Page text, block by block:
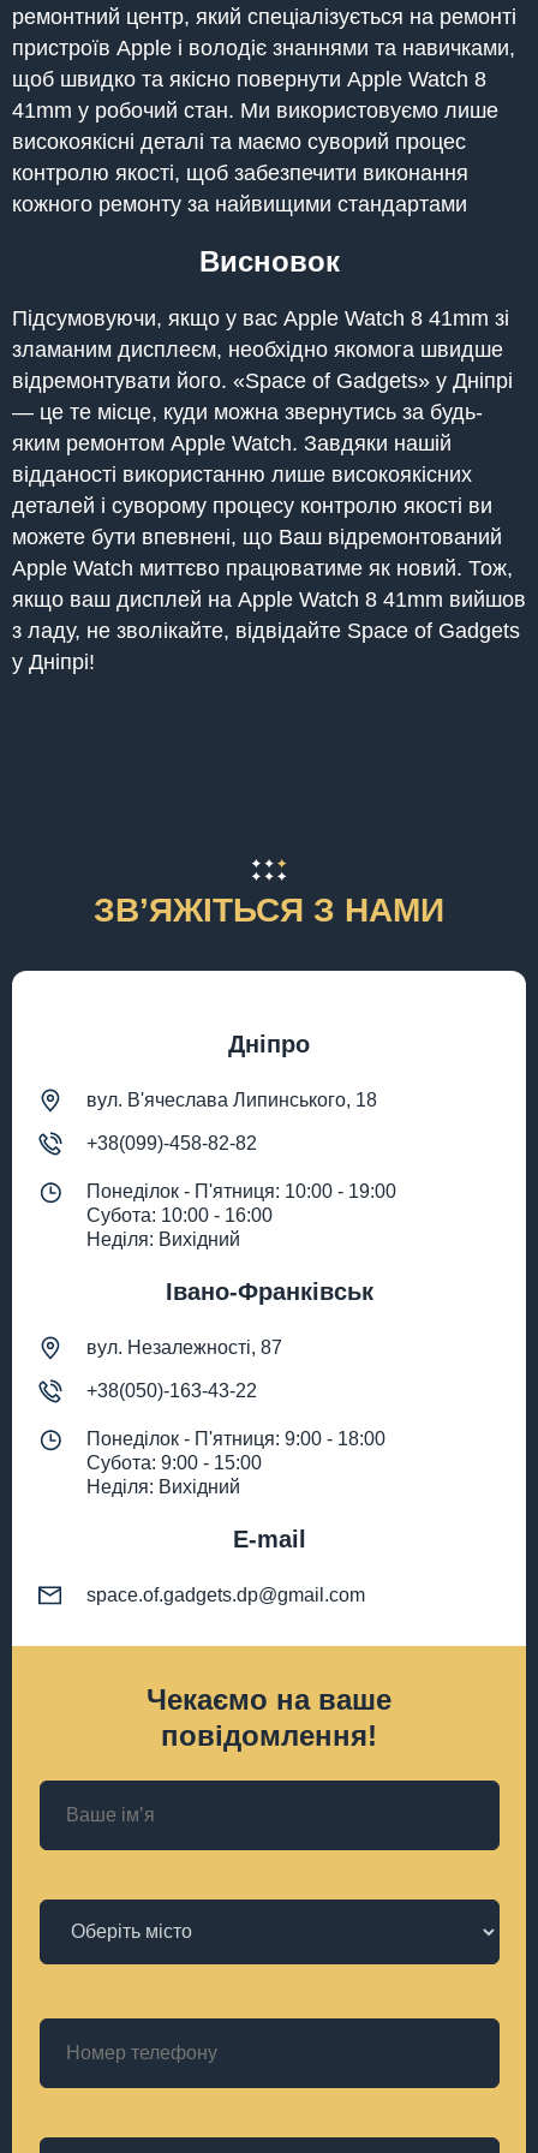
ремонтний центр, який спеціалізується на ремонті
пристроїв Apple і володіє знаннями та навичками,
щоб швидко та якісно повернути Apple Watch 8
41mm у робочий стан. Ми використовуємо лише
високоякісні деталі та маємо суворий процес
контролю якості, щоб забезпечити виконання
кожного ремонту за найвищими стандартами
Висновок
Підсумовуючи, якщо у вас Apple Watch 8 41mm зі
зламаним дисплеєм, необхідно якомога швидше
відремонтувати його. «Space of Gadgets» у Дніпрі
— це те місце, куди можна звернутись за будь-
яким ремонтом Apple Watch. Завдяки нашій
відданості використанню лише високоякісних
деталей і суворому процесу контролю якості ви
можете бути впевнені, що Ваш відремонтований
Apple Watch миттєво працюватиме як новий. Тож,
якщо ваш дисплей на Apple Watch 8 41mm вийшов
з ладу, не зволікайте, відвідайте Space of Gadgets
у Дніпрі!
ЗВʼЯЖІТЬСЯ З НАМИ
Дніпро
вул. В'ячеслава Липинського, 18
+38(099)-458-82-82
Понеділок - П'ятниця: 10:00 - 19:00
Субота: 10:00 - 16:00
Неділя: Вихідний
Івано-Франківськ
вул. Незалежності, 87
+38(050)-163-43-22
Понеділок - П'ятниця: 9:00 - 18:00
Субота: 9:00 - 15:00
Неділя: Вихідний
E-mail
space.of.gadgets.dp@gmail.com
Чекаємо на ваше
повідомлення!